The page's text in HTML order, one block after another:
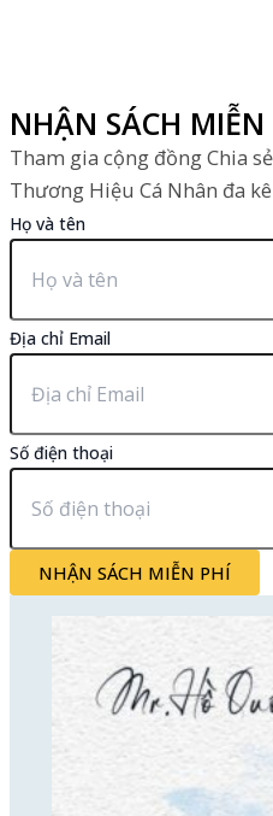
NHẬN SÁCH MIỄN
Tham gia cộng đồng Chia
Thương Hiệu Cá Nhân đa
Họ và tên
Địa chỉ Email
Số điện thoại
NHẬN SÁCH MIỄN PHÍ